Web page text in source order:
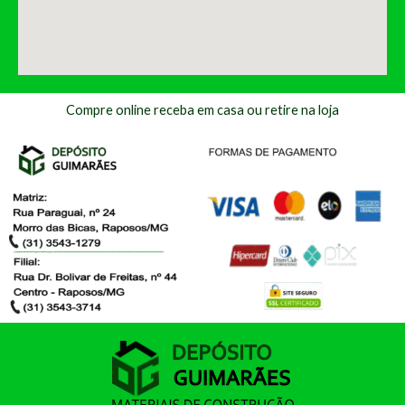
Compre online receba em casa ou retire na loja